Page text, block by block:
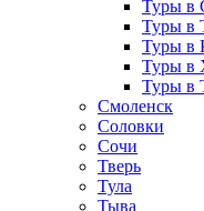
Туры в
Туры в
Туры в
Туры в
Туры в
Смоленск
Соловки
Сочи
Тверь
Тула
Тыва